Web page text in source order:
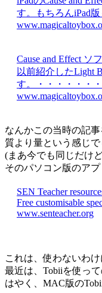
す。もちろんiPad
Cause and Effect
以前紹介したLight
す。・・・・・・
なんかこの当時の記
質より量という感じで
(まあ今でも同じだけど
そのパソコン版のア
SEN Teacher
Free customisable
www.senteacher.org
これは、使わないわけ
最近は、Tobiiを使っ
はやく、MAC版の